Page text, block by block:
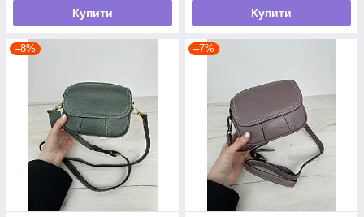
Купити Купити
–8% –7%